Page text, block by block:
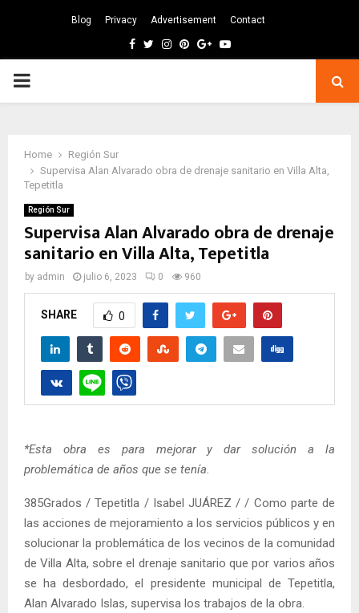
Blog Privacy Advertisement Contact
Facebook
TwitterInstagram
Pinterest
GoogleYoutube
PRIMARY
Home
Región Sur
Supervisa Alan Alvarado obra de drenaje sanitario en Villa Alta,
Tepetitla
Región Sur
Supervisa Alan Alvarado obra de drenaje
sanitario en Villa Alta, Tepetitla
by admin julio 6, 2023 0 960
SHARE 0
*Esta obra es para mejorar y dar solución a la
problemática de años que se tenía.
385Grados / Tepetitla / Isabel JUÁREZ / / Como parte de
las acciones de mejoramiento a los servicios públicos y en
solucionar la problemática de los vecinos de la comunidad
de Villa Alta, sobre el drenaje sanitario que por varios años
se ha desbordado, el presidente municipal de Tepetitla,
Alan Alvarado Islas, supervisa los trabajos de la obra.